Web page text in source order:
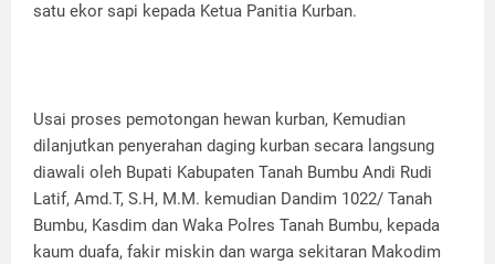
satu ekor sapi kepada Ketua Panitia Kurban.
Usai proses pemotongan hewan kurban, Kemudian
dilanjutkan penyerahan daging kurban secara langsung
diawali oleh Bupati Kabupaten Tanah Bumbu Andi Rudi
Latif, Amd.T, S.H, M.M. kemudian Dandim 1022/ Tanah
Bumbu, Kasdim dan Waka Polres Tanah Bumbu, kepada
kaum duafa, fakir miskin dan warga sekitaran Makodim